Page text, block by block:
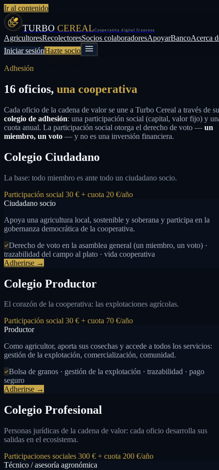
Ir al contenido
TURBO CEREALCooperativa digital francesa
AgricultoresRecolectoresSocios colaboradoresApoyarBancoAcerca
Iniciar sesiónHazte socio
Adhesión
16 oficios, una cooperativa
Cada oficio de la cadena de valor se une a Turbo Cereal a través de su
colegio de adhesión: una participación social (capital, valor fijo) y
cuota anual. La participación social otorga el derecho de voto — un
miembro, un voto — y no es una inversión financiera.
Colegio Ciudadano
La base: todo miembro es ante todo un ciudadano socio.
Participación social 30 € + cuota 20 €/año
Ciudadano socio
Apoya una agricultura local, sostenible y soberana y participa en la
gobernanza democrática de la cooperativa.
Derecho de voto en la asamblea general (un miembro, un voto) ·
trazabilidad del campo al plato · vida cooperativa
Adherirse →
Colegio Productor
El corazón de la cooperativa: las explotaciones agrícolas.
Participación social 30 € + cuota 70 €/año
Productor
Como agricultor, aporta sus cosechas y accede a todos los servicios:
gestión de la explotación, comercialización, comunidad.
Bolsa de granos · gestión de la explotación · trazabilidad · pago
seguro
Adherirse →
Colegio Profesional
Personas jurídicas de la cadena de valor: cada oficio desarrolla sus
salidas en el ecosistema.
Participaciones sociales 300 € + cuota 200 €/año
Técnico / asesoría agronómica